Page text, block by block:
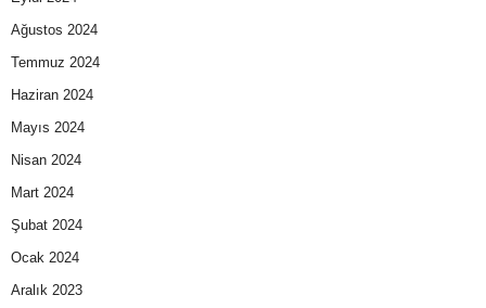
Ağustos 2024
Temmuz 2024
Haziran 2024
Mayıs 2024
Nisan 2024
Mart 2024
Şubat 2024
Ocak 2024
Aralık 2023